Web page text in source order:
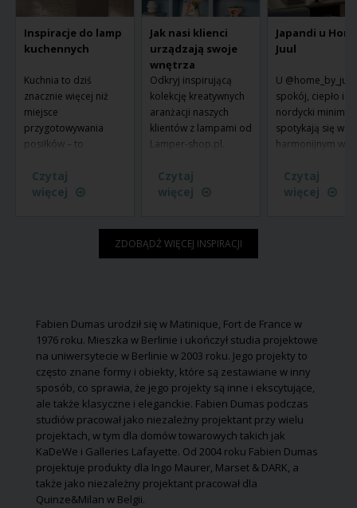
Inspiracje do lamp
kuchennych
Kuchnia to dziś
znacznie więcej niż
miejsce
przygotowywania
posiłków – to
Tu zaczyna się dzień
od śniadania, tu
jedzenia i wspólnego
rolę, zarówno
praktyczną, jak i
atmosferyczną.
Czytaj
więcej
Jak nasi klienci
urządzają swoje
wnętrza
Odkryj inspirującą
kolekcję kreatywnych
aranżacji naszych
klientów z lampami od
Lamper-shop.pl.
lampy przekształcają
przestrzenie i tworzą
Zainspiruj się
unikalnymi stylami i
funkcjonalne, jak i
dekoracyjne. Może
znajdziesz tutaj swój
kolejny pomysł na
aranżację!
Czytaj
więcej
Japandi u
Juul
U @home_by_juul
spokój, ciepło i
nordycki
spotykają się w
harmonijnym
odgrywa
rolę. Jej styl
Czytaj
więcej
ZDOBĄDŹ WIĘCEJ INSPIRACJI
Fabien Dumas urodził się w Matinique, Fort de France w
1976 roku. Mieszka w Berlinie i ukończył studia projektowe
na uniwersytecie w Berlinie w 2003 roku. Jego projekty to
często znane formy i obiekty, które są zestawiane w inny
sposób, co sprawia, że jego projekty są inne i ekscytujące,
ale także klasyczne i eleganckie. Fabien Dumas podczas
studiów pracował jako niezależny projektant przy wielu
projektach, w tym dla domów towarowych takich jak
KaDeWe i Galleries Lafayette. Od 2004 roku Fabien Dumas
projektuje produkty dla Ingo Maurer, Marset & DARK, a
także jako niezależny projektant pracował dla
Quinze&Milan w Belgii.